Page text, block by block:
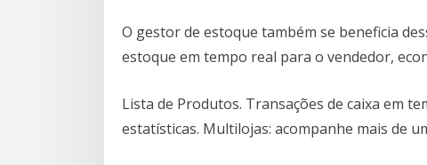
O gestor de estoque também se beneficia
estoque em tempo real para o vendedor,
Lista de Produtos. Transações de caixa em
estatísticas. Multilojas: acompanhe mais de